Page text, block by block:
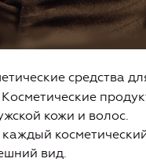
средства
кожи и волос.
вид.